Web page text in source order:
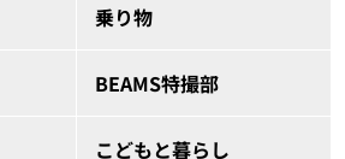
乗り物
BEAMS特撮部
こどもと暮らし